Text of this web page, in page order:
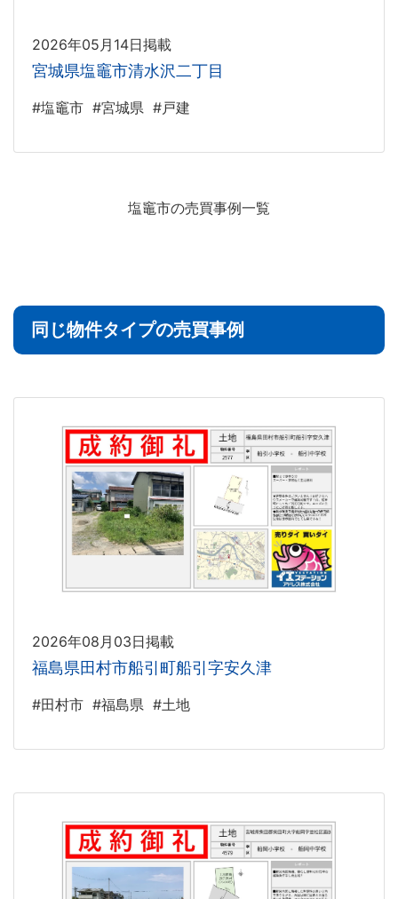
2026年05月14日掲載
宮城県塩竈市清水沢二丁目
#塩竈市 #宮城県 #戸建
塩竈市の売買事例一覧
同じ物件タイプの売買事例
2026年08月03日掲載
福島県田村市船引町船引字安久津
#田村市 #福島県 #土地